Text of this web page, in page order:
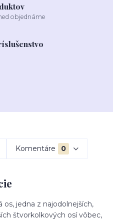
objednáme
Komentáre 0
os, jedna z najodolnejších,
štvorkolkových osí vôbec,